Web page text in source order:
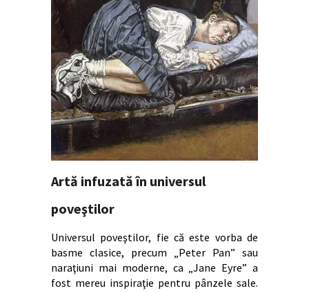
Artă infuzată în universul
poveştilor
Universul poveştilor, fie că este vorba de
basme clasice, precum „Peter Pan” sau
naraţiuni mai moderne, ca „Jane Eyre” a
fost mereu inspiraţie pentru pânzele sale.